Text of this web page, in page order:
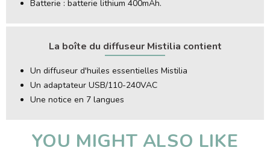
Batterie : batterie lithium 400mAh.
La boîte du diffuseur Mistilia contient
Un diffuseur d'huiles essentielles Mistilia
Un adaptateur USB/110-240VAC
Une notice en 7 langues
YOU MIGHT ALSO LIKE